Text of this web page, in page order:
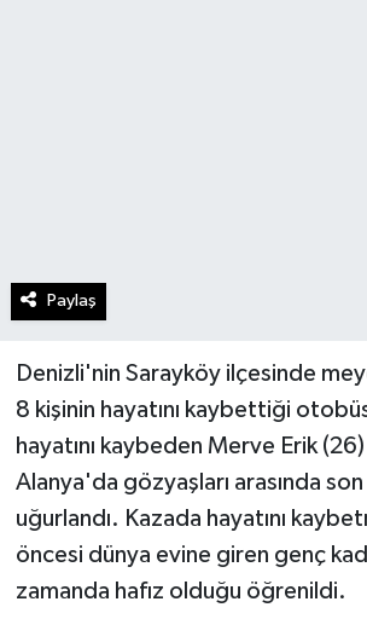
Paylaş
Denizli'nin Sarayköy ilçesinde
8 kişinin hayatını kaybettiği
hayatını kaybeden Merve Erik
Alanya'da gözyaşları arasında
uğurlandı. Kazada hayatını
öncesi dünya evine giren genç
zamanda hafız olduğu öğrenildi.